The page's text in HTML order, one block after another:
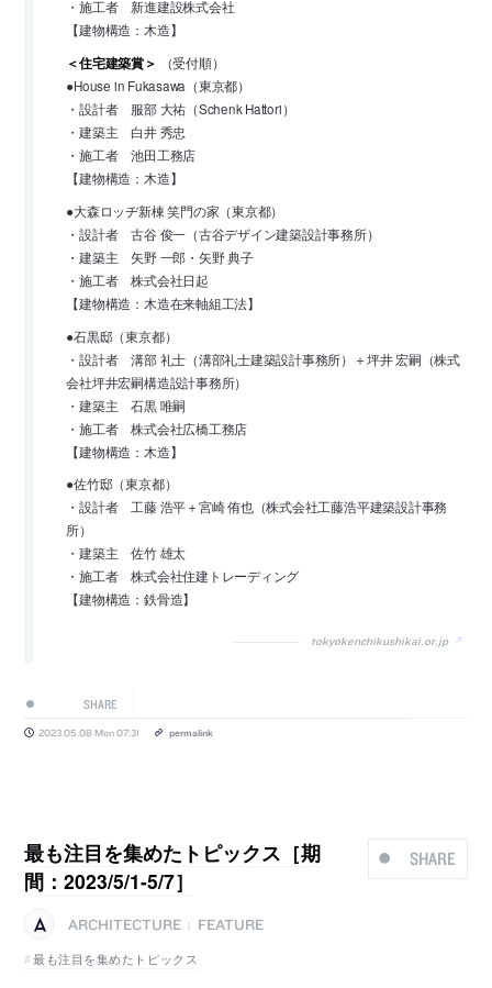
・施工者 新進建設株式会社
【建物構造：木造】
＜住宅建築賞＞
（受付順）
●House in Fukasawa（東京都）
・設計者 服部 大祐（Schenk Hattori）
・建築主 白井 秀忠
・施工者 池田工務店
【建物構造：木造】
●大森ロッヂ新棟 笑門の家（東京都）
・設計者 古谷 俊一（古谷デザイン建築設計事務所）
・建築主 矢野 一郎・矢野 典子
・施工者 株式会社日起
【建物構造：木造在来軸組工法】
●石黒邸（東京都）
・設計者 溝部 礼士（溝部礼士建築設計事務所）＋坪井 宏嗣（株式
会社坪井宏嗣構造設計事務所）
・建築主 石黒 唯嗣
・施工者 株式会社広橋工務店
【建物構造：木造】
●佐竹邸（東京都）
・設計者 工藤 浩平＋宮崎 侑也（株式会社工藤浩平建築設計事務
所）
・建築主 佐竹 雄太
・施工者 株式会社住建トレーディング
【建物構造：鉄骨造】
tokyokenchikushikai.or.jp
SHARE
2023.05.08 Mon 07:31 permalink
SHARE
最も注目を集めたトピックス［期
間：2023/5/1-5/7］
ARCHITECTURE
FEATURE
最も注目を集めたトピックス